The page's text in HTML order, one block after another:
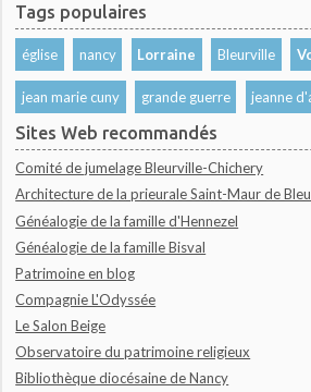
Tags populaires
église nancy Lorraine Bleurville
jean marie cuny grande guerre jeanne
Sites Web recommandés
Comité de jumelage Bleurville-Chichery
Architecture de la prieurale Saint-Maur de
Généalogie de la famille d'Hennezel
Généalogie de la famille Bisval
Patrimoine en blog
Compagnie L'Odyssée
Le Salon Beige
Observatoire du patrimoine religieux
Bibliothèque diocésaine de Nancy